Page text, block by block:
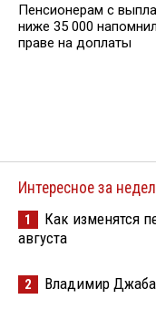
Пенсионерам с
ниже 35 000
праве на доплаты
Интересное за
1
Как изменятся
августа
2 Владимир